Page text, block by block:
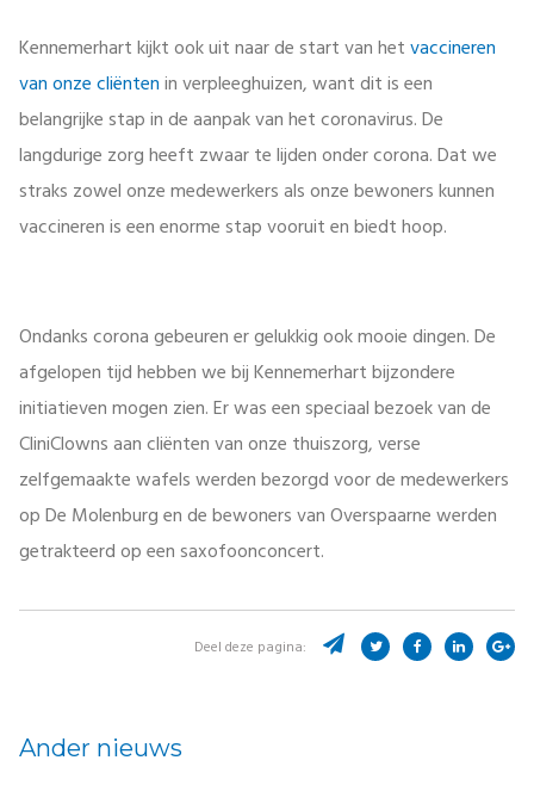
Kennemerhart kijkt ook uit naar de start van hetvaccineren
van onze cliëntenin verpleeghuizen, want dit is een
belangrijke stap in de aanpak van het coronavirus. De
langdurige zorg heeft zwaar te lijden onder corona. Dat we
straks zowel onze medewerkers als onze bewoners kunnen
vaccineren is een enorme stap vooruit en biedt hoop.
Ondanks corona gebeuren er gelukkig ook mooie dingen. De
afgelopen tijd hebben we bij Kennemerhart bijzondere
initiatieven mogen zien. Er was een speciaal bezoek van de
CliniClowns aan cliënten van onze thuiszorg, verse
zelfgemaakte wafels werden bezorgd voor de medewerkers
op De Molenburg en de bewoners van Overspaarne werden
getrakteerd op een saxofoonconcert.
Deel deze pagina:
Ander nieuws